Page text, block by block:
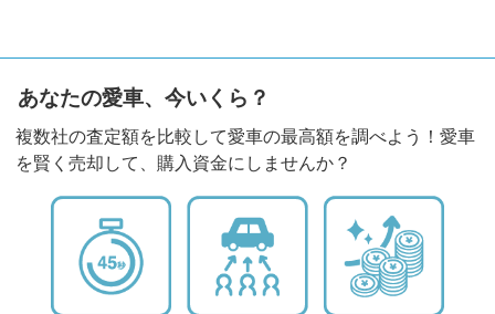
あなたの愛車、今いくら？
複数社の査定額を比較して愛車の最高額を調べよう！愛車
を賢く売却して、購入資金にしませんか？